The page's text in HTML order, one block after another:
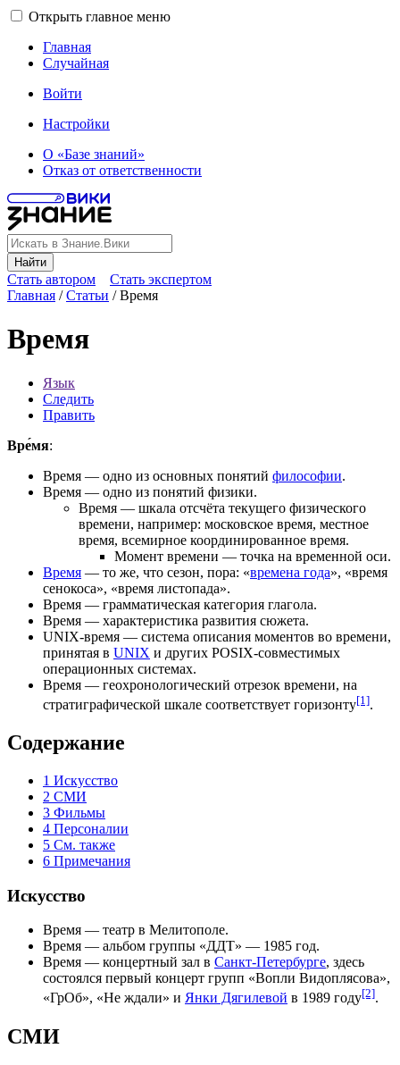
Открыть главное меню
Главная
Случайная
Войти
Настройки
О «Базе знаний»
Отказ от ответственности
Найти
Стать автором
Стать экспертом
Главная /Статьи /Время
Время
Язык
Следить
Править
Вре́мя:
Время — одно из основных понятий философии.
Время — одно из понятий физики.
Время — шкала отсчёта текущего физического
времени, например: московское время, местное
время, всемирное координированное время.
Момент времени — точка на временной оси.
Время — то же, что сезон, пора: «времена года», «время
сенокоса», «время листопада».
Время — грамматическая категория глагола.
Время — характеристика развития сюжета.
UNIX-время — система описания моментов во времени,
принятая в UNIX и других POSIX-совместимых
операционных системах.
Время — геохронологический отрезок времени, на
стратиграфической шкале соответствует горизонту[1].
Содержание
1 Искусство
2 СМИ
3 Фильмы
4 Персоналии
5 См. также
6 Примечания
Искусство
Время — театр в Мелитополе.
Время — альбом группы «ДДТ» — 1985 год.
Время — концертный зал в Санкт-Петербурге, здесь
состоялся первый концерт групп «Вопли Видоплясова»,
«ГрОб», «Не ждали» и Янки Дягилевой в 1989 году[2].
СМИ